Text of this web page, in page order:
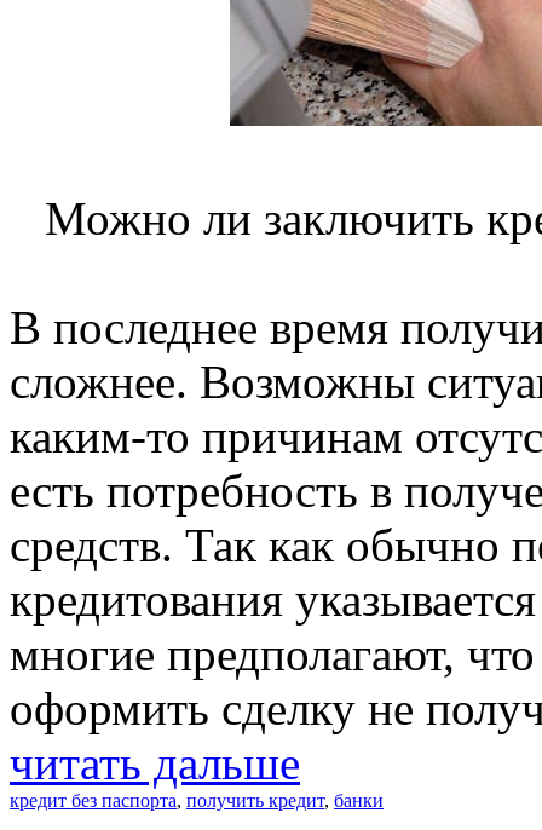
Можно ли заключить
В последнее время
сложнее. Возможны
каким-то причинам
есть потребность в
средств. Так как обычно
кредитования
многие предполагают,
оформить сделку не
читать дальше
кредит без паспорта, получить кредит, банки